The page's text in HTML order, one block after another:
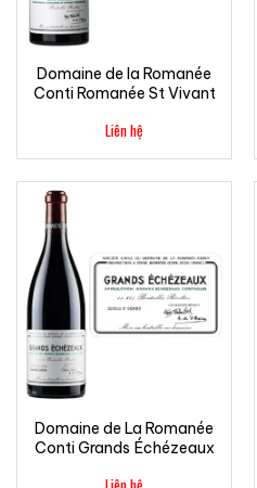
Domaine de la Romanée
Conti Romanée St Vivant
Liên hệ
Domaine de La Romanée
Conti Grands Échézeaux